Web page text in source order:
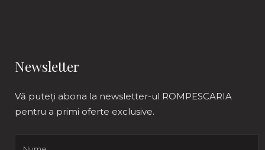
Newsletter
Vă puteți abona la newsletter-ul ROMPESCARIA
pentru a primi oferte exclusive.